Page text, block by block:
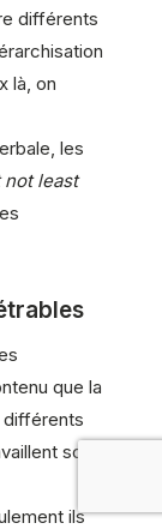
différents
là, on
les
not least
que la
sont
ils